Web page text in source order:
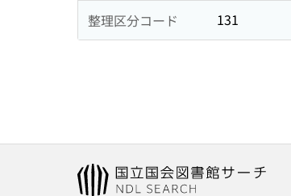
整理区分コード 131